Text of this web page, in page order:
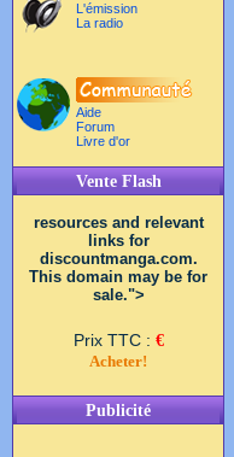
L'émission
La radio
Aide
Forum
Livre d'or
Vente Flash
resources and relevant
links for
discountmanga.com.
This domain may be for
sale.">
Prix TTC : €
Acheter!
Publicité